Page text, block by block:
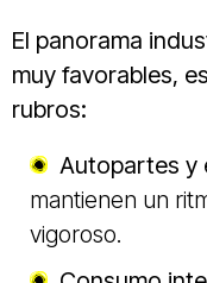
El panorama
muy favorables,
rubros:
Autopartes y
mantienen un
vigoroso.